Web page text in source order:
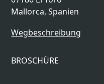
Mallorca, Spanien
Wegbeschreibung
BROSCHÜRE